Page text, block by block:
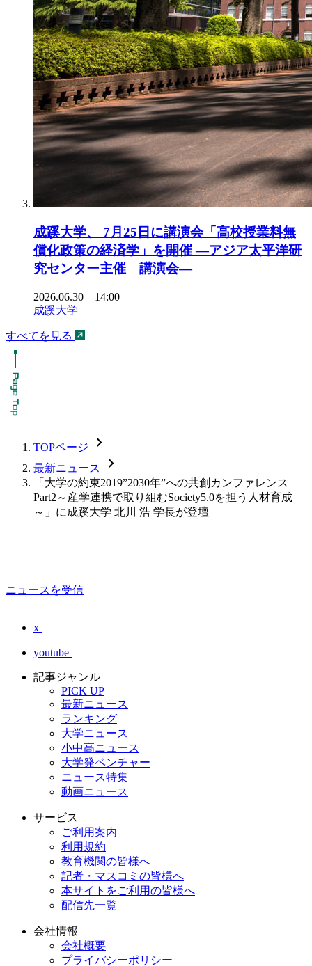
成蹊大学、 7月25日に講演会「高校授業料無
償化政策の経済学」を開催 ―アジア太平洋研
究センター主催 講演会―
2026.06.30 14:00
成蹊大学
すべてを見る
TOPページ chevron_forward
最新ニュース chevron_forward
「大学の約束2019”2030年”への共創カンファレンス
Part2～産学連携で取り組むSociety5.0を担う人材育成
～」に成蹊大学 北川 浩 学長が登壇
ニュースを受信
x
youtube
記事ジャンル
PICK UP
最新ニュース
ランキング
大学ニュース
小中高ニュース
大学発ベンチャー
ニュース特集
動画ニュース
サービス
ご利用案内
利用規約
教育機関の皆様へ
記者・マスコミの皆様へ
本サイトをご利用の皆様へ
配信先一覧
会社情報
会社概要
プライバシーポリシー